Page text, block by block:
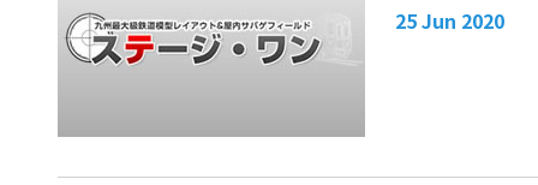
25 Jun 2020